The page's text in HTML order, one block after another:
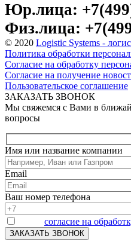
Юр.лица:
Физ.лица:
© 2020 Logistic Systems -
Политика обработки
Согласие на обработку
Согласие на получение
Пользовательское соглашение
ЗАКАЗАТЬ ЗВОНОК
Мы свяжемся с Вами в
вопросы
Имя или название компании
Email
Ваш номер телефона
согласие на